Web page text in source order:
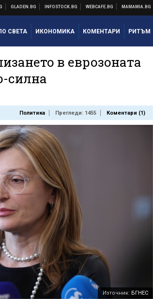
СВЕТА ИКОНОМИКА КОМЕНТАРИ РИТЪМ
в еврозоната
силна
Политика Прегледи: 1455 Коментари (1)
Източник: БГНЕС
Стотици посрещнаха
Мохамед Салах в Турция
скандал след мач в
Бразилия
Вицепрезидентът на
УЕФА: Имаме нужда от
кандидат срещу
Инфантино